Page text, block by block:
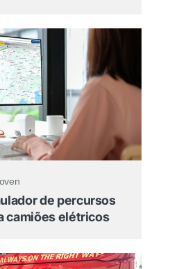
de percursos
camiões elétricos